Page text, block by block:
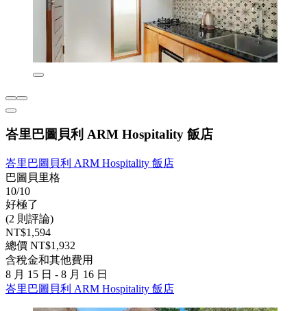
峇里巴圖貝利 ARM Hospitality 飯店
峇里巴圖貝利 ARM Hospitality 飯店
巴圖貝里格
10/10
好極了
(2 則評論)
NT$1,594
總價 NT$1,932
含稅金和其他費用
8 月 15 日 - 8 月 16 日
峇里巴圖貝利 ARM Hospitality 飯店